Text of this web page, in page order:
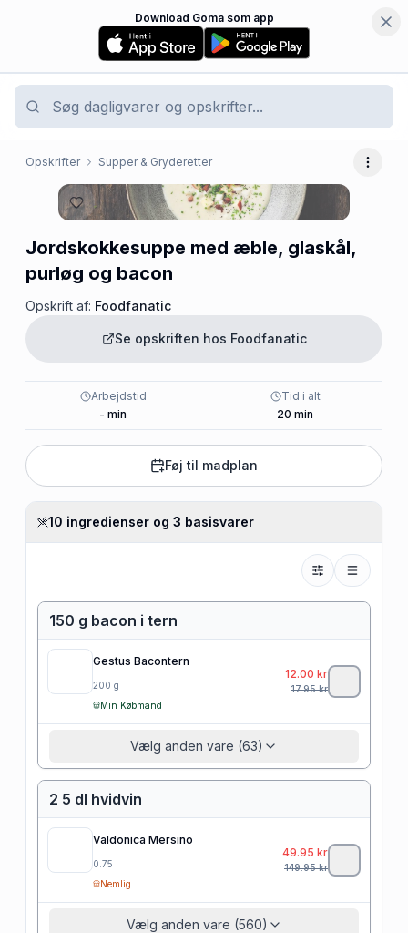
Download Goma som app
Opskrifter Supper & Gryderetter Flere
Jordskokkesuppe med æble, glaskål,
purløg og bacon
Opskrift af: Foodfanatic
Se opskriften hos Foodfanatic
Arbejdstid
- min
Tid i alt
20 min
Føj til madplan
10 ingredienser og 3 basisvarer
150 g bacon i tern
Gestus Bacontern
200 g
Min Købmand
12.00 kr
17.95kr
Vælg anden vare (63)
2 5 dl hvidvin
Valdonica Mersino
0.75 l
Nemlig
49.95 kr
149.95kr
Vælg anden vare (560)